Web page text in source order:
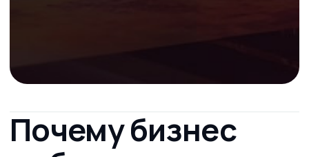
Основные сферы
применения
Когда нужны скорость и надёжность.
Изготовление наружной рекламы в Алматы:
витрины, фасады, лайтбоксы, стекла бизнес-центров.